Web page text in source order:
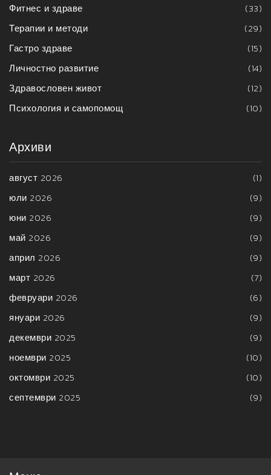
Фитнес и здраве
(33)
Терапии и методи
(29)
Гастро здраве
(15)
Личностно развитие
(14)
Здравословен живот
(12)
Психология и самопомощ
(10)
Архиви
август 2026
(1)
юли 2026
(9)
юни 2026
(9)
май 2026
(9)
април 2026
(9)
март 2026
(7)
февруари 2026
(6)
януари 2026
(9)
декември 2025
(9)
ноември 2025
(10)
октомври 2025
(10)
септември 2025
(9)